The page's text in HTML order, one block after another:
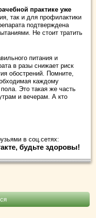
практике уже
так и для профилактики
подтверждена
Не стоит тратить
питания и
в разы снижает риск
обострений. Помните,
каждому
Это такая же часть
и вечерам. А кто
в соц.сетях:
будьте здоровы!